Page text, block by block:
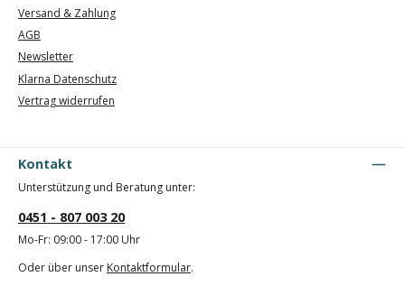
Versand & Zahlung
AGB
Newsletter
Klarna Datenschutz
Vertrag widerrufen
Kontakt
Unterstützung und Beratung unter:
0451 - 807 003 20
Mo-Fr: 09:00 - 17:00 Uhr
Oder über unser Kontaktformular.